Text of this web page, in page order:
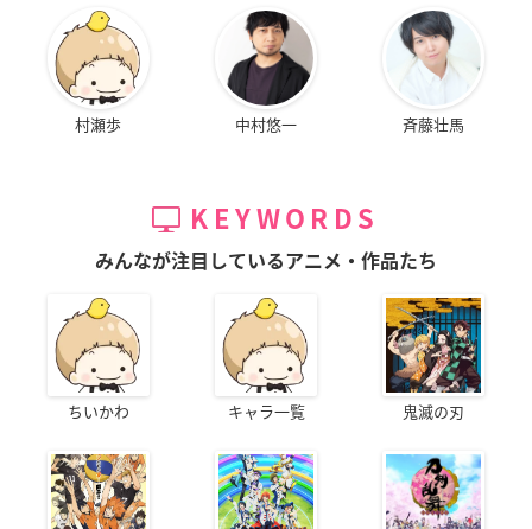
村瀬歩 中村悠一 斉藤壮馬
KEYWORDS
みんなが注目しているアニメ・作品たち
ちいかわ キャラ一覧 鬼滅の刃